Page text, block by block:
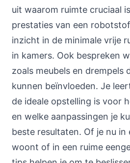
uit waarom ruimte cruciaal
prestaties van een
inzicht in de minimale vrije
in kamers. Ook bespreken
zoals meubels en drempels
kunnen beïnvloeden. Je
de ideale opstelling is voor
en welke aanpassingen je
beste resultaten. Of je nu in
woont of in een ruime